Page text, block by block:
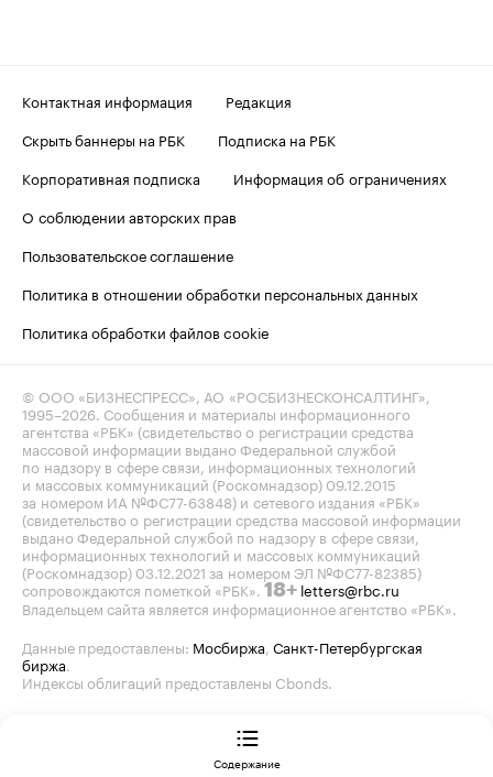
Контактная информация
Редакция
Скрыть баннеры на РБК
Подписка на РБК
Корпоративная подписка
Информация об ограничениях
О соблюдении авторских прав
Пользовательское соглашение
Политика в отношении обработки персональных данных
Политика обработки файлов cookie
© ООО «БИЗНЕСПРЕСС», АО «РОСБИЗНЕСКОНСАЛТИНГ»,
1995–2026. Сообщения и материалы информационного
агентства «РБК» (свидетельство о регистрации средства
массовой информации выдано Федеральной службой
по надзору в сфере связи, информационных технологий
и массовых коммуникаций (Роскомнадзор) 09.12.2015
за номером ИА №ФС77-63848) и сетевого издания «РБК»
(свидетельство о регистрации средства массовой информации
выдано Федеральной службой по надзору в сфере связи,
информационных технологий и массовых коммуникаций
(Роскомнадзор) 03.12.2021 за номером ЭЛ №ФС77-82385)
сопровождаются пометкой «РБК». 18+ letters@rbc.ru
Владельцем сайта является информационное агентство «РБК».
Данные предоставлены: Мосбиржа, Санкт-Петербургская
биржа.
Индексы облигаций предоставлены Cbonds.
Содержание